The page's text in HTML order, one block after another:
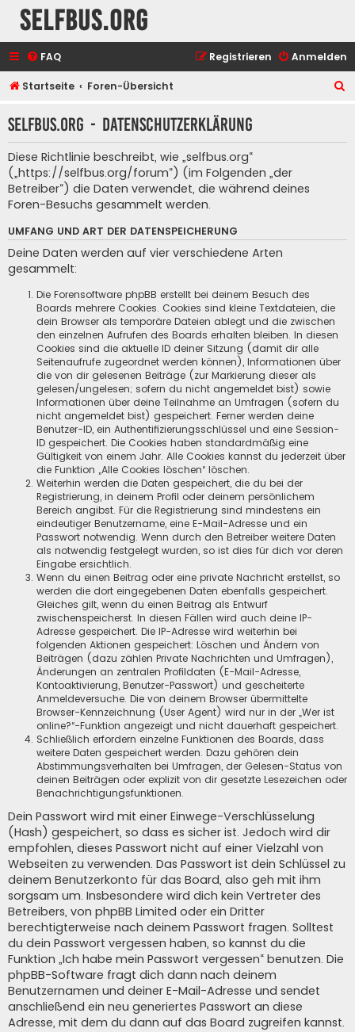
selfbus.org
FAQ Anmelden
Registrieren
Startseite Foren-Übersicht
h
selfbus.org - Datenschutzerklärung
Diese Richtlinie beschreibt, wie „selfbus.org“
(„https://selfbus.org/forum“) (im Folgenden „der
Betreiber“) die Daten verwendet, die während deines
Foren-Besuchs gesammelt werden.
UMFANG UND ART DER DATENSPEICHERUNG
Deine Daten werden auf vier verschiedene Arten
gesammelt:
Die Forensoftware phpBB erstellt bei deinem Besuch des
Boards mehrere Cookies. Cookies sind kleine Textdateien, die
dein Browser als temporäre Dateien ablegt und die zwischen
den einzelnen Aufrufen des Boards erhalten bleiben. In diesen
Cookies sind die aktuelle ID deiner Sitzung (damit dir alle
Seitenaufrufe zugeordnet werden können), Informationen über
die von dir gelesenen Beiträge (zur Markierung dieser als
gelesen/ungelesen; sofern du nicht angemeldet bist) sowie
Informationen über deine Teilnahme an Umfragen (sofern du
nicht angemeldet bist) gespeichert. Ferner werden deine
Benutzer-ID, ein Authentifizierungsschlüssel und eine Session-
ID gespeichert. Die Cookies haben standardmäßig eine
Gültigkeit von einem Jahr. Alle Cookies kannst du jederzeit über
die Funktion „Alle Cookies löschen“ löschen.
Weiterhin werden die Daten gespeichert, die du bei der
Registrierung, in deinem Profil oder deinem persönlichem
Bereich angibst. Für die Registrierung sind mindestens ein
eindeutiger Benutzername, eine E-Mail-Adresse und ein
Passwort notwendig. Wenn durch den Betreiber weitere Daten
als notwendig festgelegt wurden, so ist dies für dich vor deren
Eingabe ersichtlich.
Wenn du einen Beitrag oder eine private Nachricht erstellst, so
werden die dort eingegebenen Daten ebenfalls gespeichert.
Gleiches gilt, wenn du einen Beitrag als Entwurf
zwischenspeicherst. In diesen Fällen wird auch deine IP-
Adresse gespeichert. Die IP-Adresse wird weiterhin bei
folgenden Aktionen gespeichert: Löschen und Ändern von
Beiträgen (dazu zählen Private Nachrichten und Umfragen),
Änderungen an zentralen Profildaten (E-Mail-Adresse,
Kontoaktivierung, Benutzer-Passwort) und gescheiterte
Anmeldeversuche. Die von deinem Browser übermittelte
Browser-Kennzeichnung (User Agent) wird nur in der „Wer ist
online?“-Funktion angezeigt und nicht dauerhaft gespeichert.
Schließlich erfordern einzelne Funktionen des Boards, dass
weitere Daten gespeichert werden. Dazu gehören dein
Abstimmungsverhalten bei Umfragen, der Gelesen-Status von
deinen Beiträgen oder explizit von dir gesetzte Lesezeichen oder
Benachrichtigungsfunktionen.
Dein Passwort wird mit einer Einwege-Verschlüsselung
(Hash) gespeichert, so dass es sicher ist. Jedoch wird dir
empfohlen, dieses Passwort nicht auf einer Vielzahl von
Webseiten zu verwenden. Das Passwort ist dein Schlüssel zu
deinem Benutzerkonto für das Board, also geh mit ihm
sorgsam um. Insbesondere wird dich kein Vertreter des
Betreibers, von phpBB Limited oder ein Dritter
berechtigterweise nach deinem Passwort fragen. Solltest
du dein Passwort vergessen haben, so kannst du die
Funktion „Ich habe mein Passwort vergessen“ benutzen. Die
phpBB-Software fragt dich dann nach deinem
Benutzernamen und deiner E-Mail-Adresse und sendet
anschließend ein neu generiertes Passwort an diese
Adresse, mit dem du dann auf das Board zugreifen kannst.